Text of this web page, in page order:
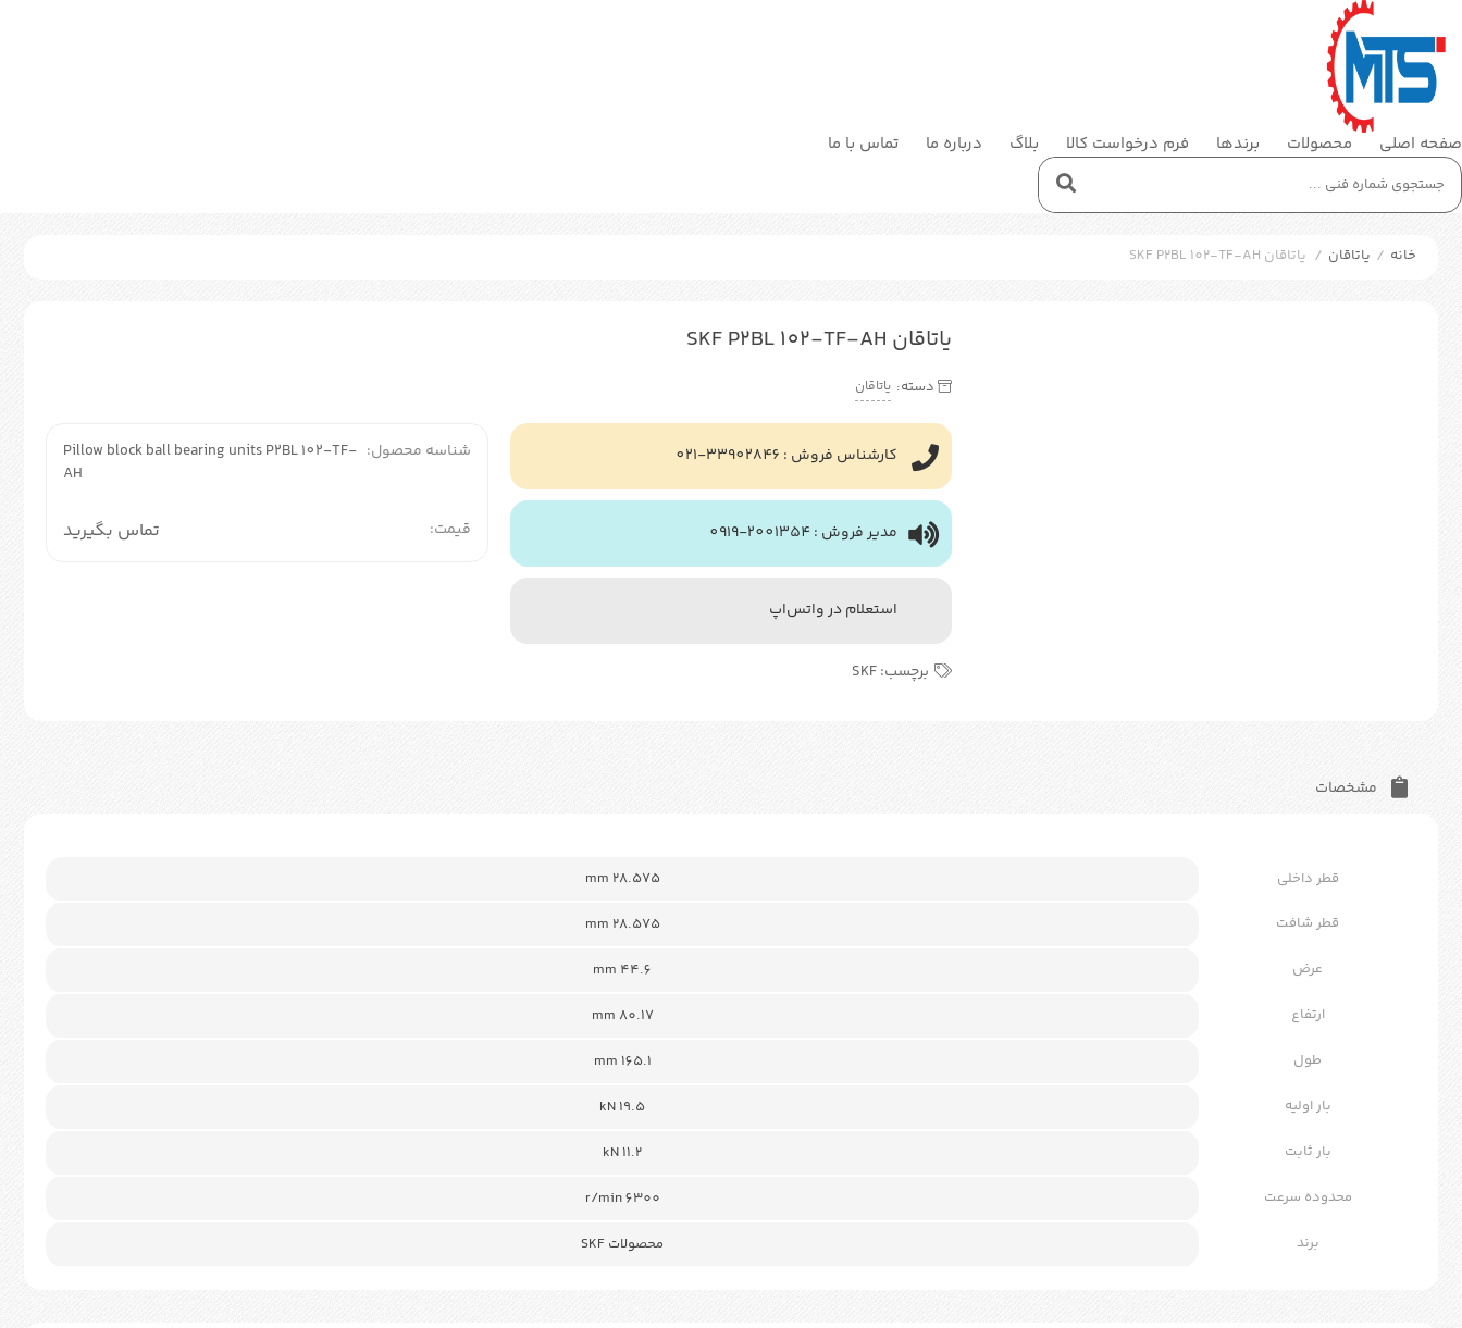
صفحه اصلی محصولات برندها فرم درخواست کالا بلاگ درباره ما تماس با ما
خانه / یاتاقان / یاتاقان SKF P2BL 102-TF-AH
یاتاقان SKF P2BL 102-TF-AH
دسته: یاتاقان
کارشناس فروش : 33902846-021
مدیر فروش : 2001354-0919
استعلام در واتس‌اپ
برچسب:SKF
شناسه محصول: Pillow block ball bearing units P2BL 102-TF-
AH
قیمت: تماس بگیرید
مشخصات
قطر داخلی 28.575 mm
قطر شافت 28.575 mm
عرض 44.6 mm
ارتفاع 80.17 mm
طول 165.1 mm
بار اولیه 19.5 kN
بار ثابت 11.2 kN
محدوده سرعت r/min 6300
برند محصولات SKF